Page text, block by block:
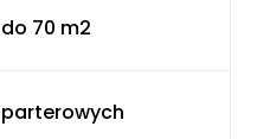
70 m2